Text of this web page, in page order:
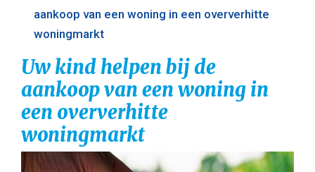
aankoop van een woning in een oververhitte
woningmarkt
Uw kind helpen bij de
aankoop van een woning in
een oververhitte
woningmarkt